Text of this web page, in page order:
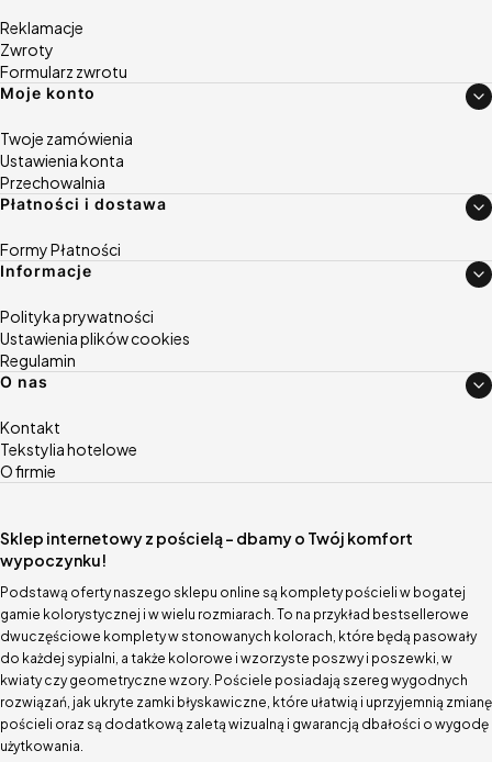
Reklamacje
Zwroty
Formularz zwrotu
Moje konto
Twoje zamówienia
Ustawienia konta
Przechowalnia
Płatności i dostawa
Formy Płatności
Informacje
Polityka prywatności
Ustawienia plików cookies
Regulamin
O nas
Kontakt
Tekstylia hotelowe
O firmie
Sklep internetowy z pościelą – dbamy o Twój komfort
wypoczynku!
Podstawą oferty naszego sklepu online są komplety pościeli w bogatej
gamie kolorystycznej i w wielu rozmiarach. To na przykład bestsellerowe
dwuczęściowe komplety w stonowanych kolorach, które będą pasowały
do każdej sypialni, a także kolorowe i wzorzyste poszwy i poszewki, w
kwiaty czy geometryczne wzory. Pościele posiadają szereg wygodnych
rozwiązań, jak ukryte zamki błyskawiczne, które ułatwią i uprzyjemnią zmianę
pościeli oraz są dodatkową zaletą wizualną i gwarancją dbałości o wygodę
użytkowania.